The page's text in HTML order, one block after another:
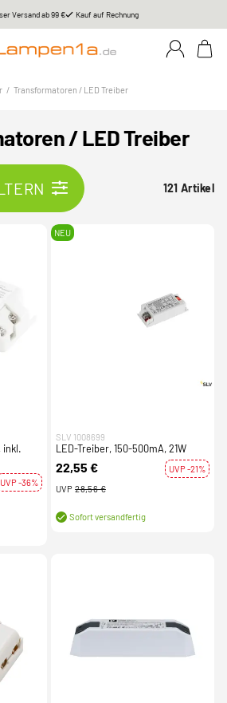
Versand ab 99 € Kauf auf Rechnung
/ Transformatoren / LED Treiber
/ LED Treiber
121 Artikel
inkl.
UVP -36%
NEU
SLV 1008699
LED-Treiber, 150-500mA, 21W
22,55 €
UVP -21%
UVP 28,56 €
Sofort versandfertig